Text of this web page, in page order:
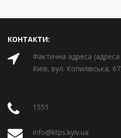
КОНТАКТИ:
Фактична адреса
Київ, вул. Копилівська,
1551
info@ktps.kyiv.ua